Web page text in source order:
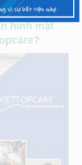
hình mặt